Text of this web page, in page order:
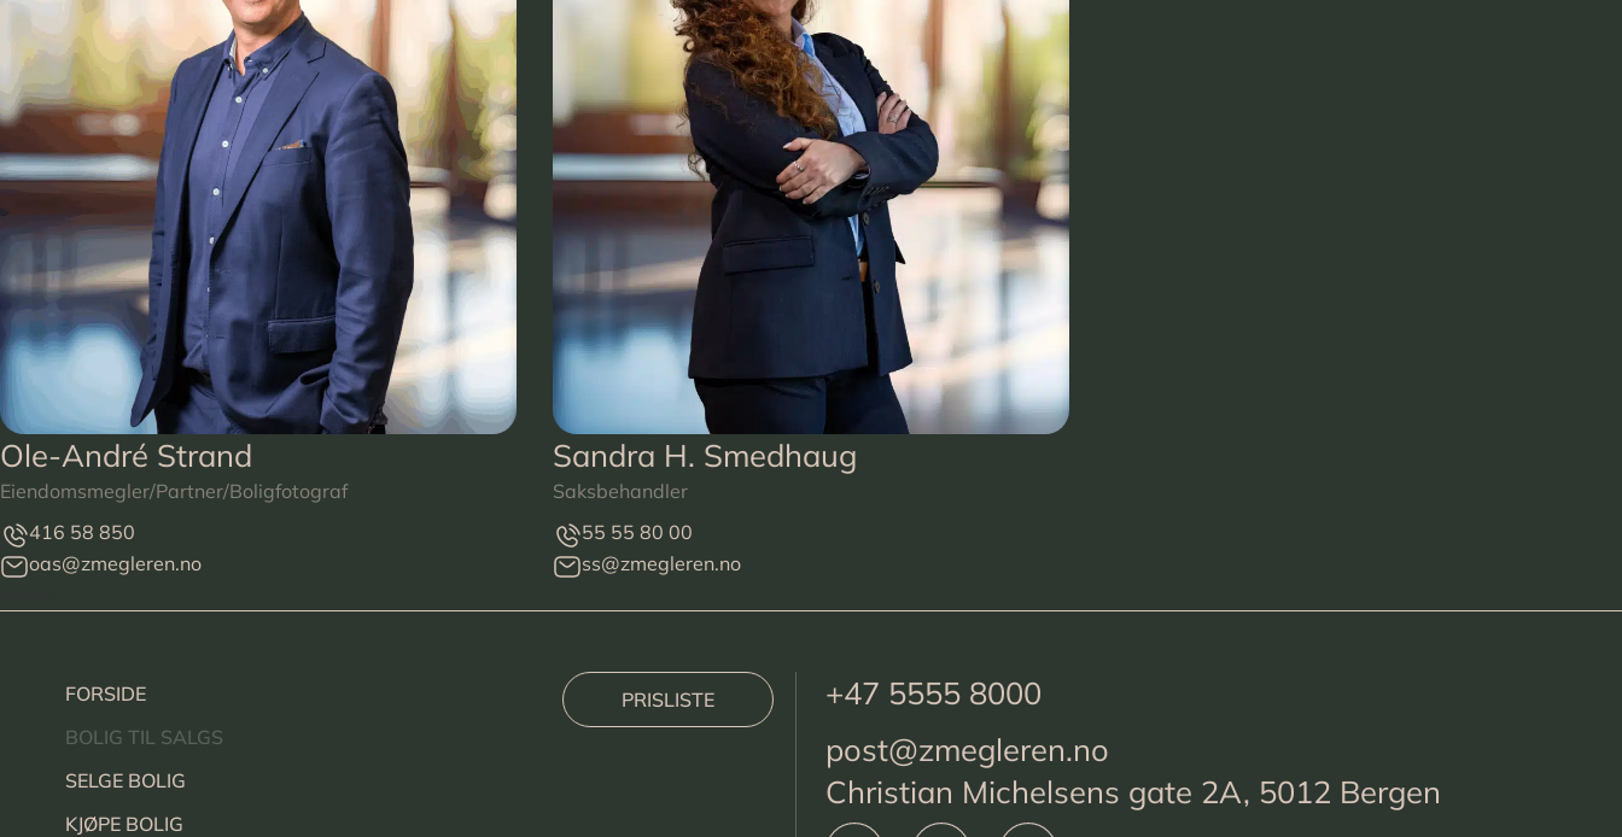
Ole-André Strand
Eiendomsmegler/Partner/Boligfotograf
416 58 850
oas@zmegleren.no
Sandra H. Smedhaug
Saksbehandler
55 55 80 00
ss@zmegleren.no
FORSIDE
BOLIG TIL SALGS
SELGE BOLIG
KJØPE BOLIG
PRISLISTE
+47 5555 8000
post@zmegleren.no
Christian Michelsens gate 2A, 5012 Bergen